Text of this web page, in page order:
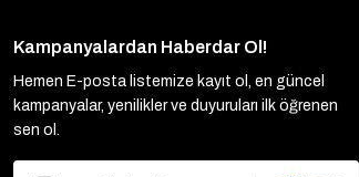
Kampanyalardan Haberdar Ol!
Hemen E-posta listemize kayıt ol, en güncel
kampanyalar, yenilikler ve duyuruları ilk öğrenen
sen ol.